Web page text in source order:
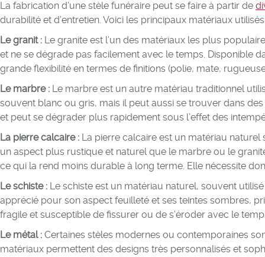
La fabrication d’une stèle funéraire peut se faire à partir de
durabilité et d’entretien. Voici les principaux matériaux
Le granit : Le granite est l’un des matériaux les plus
et ne se dégrade pas facilement avec le temps. Disponible
grande flexibilité en termes de finitions (polie, mate,
Le marbre : Le marbre est un autre matériau traditionnel
souvent blanc ou gris, mais il peut aussi se trouver dans
et peut se dégrader plus rapidement sous l’effet des
La pierre calcaire : La pierre calcaire est un matériau
un aspect plus rustique et naturel que le marbre ou le
ce qui la rend moins durable à long terme. Elle nécessite
Le schiste : Le schiste est un matériau naturel, souvent
apprécié pour son aspect feuilleté et ses teintes sombres,
fragile et susceptible de fissurer ou de s’éroder avec le
Le métal : Certaines stèles modernes ou contemporaines
matériaux permettent des designs très personnalisés et